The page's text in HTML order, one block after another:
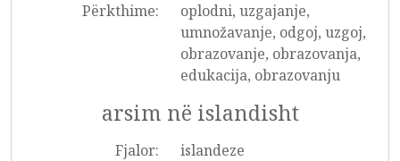
Përkthime:
oplodni, uzgajanje,
umnožavanje, odgoj, uzgoj,
obrazovanje, obrazovanja,
edukacija, obrazovanju
arsim në islandisht
Fjalor:
islandeze